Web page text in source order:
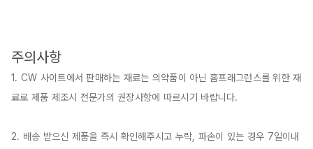
주의사항
1. CW 사이트에서 판매하는 재료는 의약품이 아닌 홈프래그런스를 위한 재
료로 제품 제조시 전문가의 권장사항에 따르시기 바랍니다.
2. 배송 받으신 제품을 즉시 확인해주시고 누락, 파손이 있는 경우 7일이내